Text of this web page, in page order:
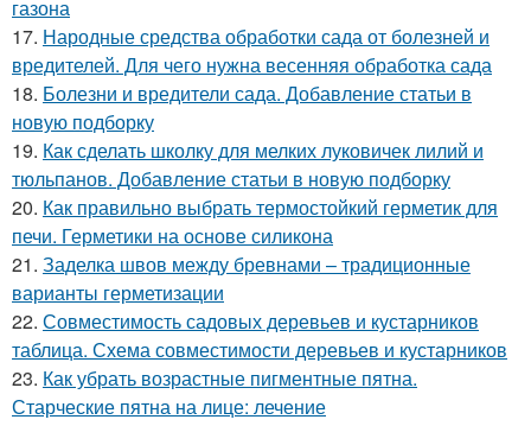
газона
17. Народные средства обработки сада от болезней и
вредителей. Для чего нужна весенняя обработка сада
18. Болезни и вредители сада. Добавление статьи в
новую подборку
19. Как сделать школку для мелких луковичек лилий и
тюльпанов. Добавление статьи в новую подборку
20. Как правильно выбрать термостойкий герметик для
печи. Герметики на основе силикона
21. Заделка швов между бревнами – традиционные
варианты герметизации
22. Совместимость садовых деревьев и кустарников
таблица. Схема совместимости деревьев и кустарников
23. Как убрать возрастные пигментные пятна.
Старческие пятна на лице: лечение